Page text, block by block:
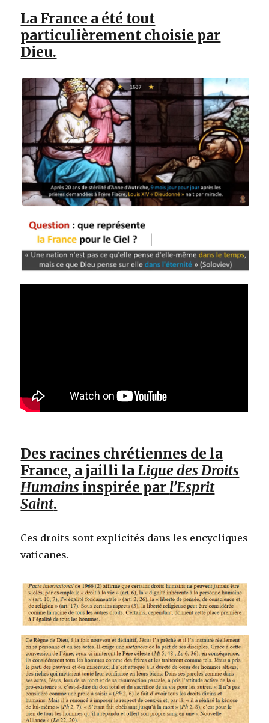
La France a été tout
particulièrement choisie par
Dieu.
Des racines chrétiennes de la
France, a jailli laLigue des Droits
Humains inspirée par l’Esprit
Saint.
Ces droits sont explicités dans les encycliques
vaticanes.